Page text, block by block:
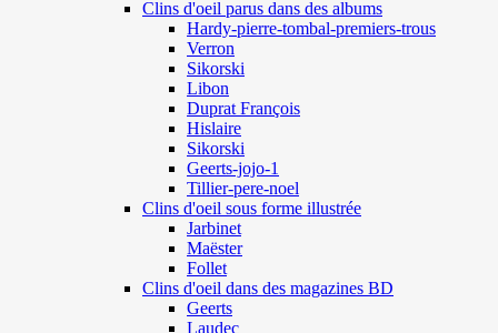
Clins d'oeil parus dans des albums
Hardy-pierre-tombal-premiers-trous
Verron
Sikorski
Libon
Duprat François
Hislaire
Sikorski
Geerts-jojo-1
Tillier-pere-noel
Clins d'oeil sous forme illustrée
Jarbinet
Maëster
Follet
Clins d'oeil dans des magazines BD
Geerts
Laudec